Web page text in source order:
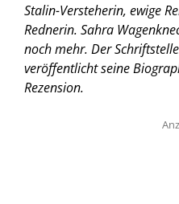
Stalin-Versteherin, ewige
Rednerin. Sahra
noch mehr. Der
veröffentlicht seine
Rezension.